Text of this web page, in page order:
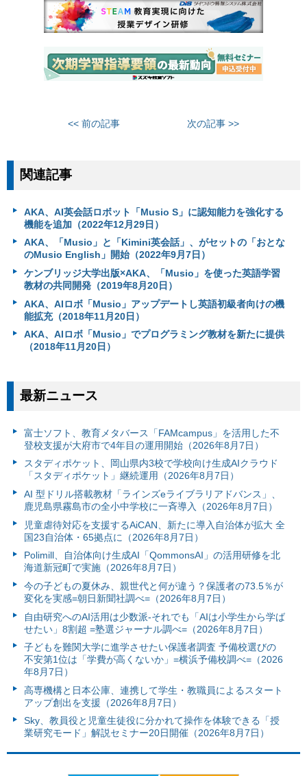
<< 前の記事 次の記事 >>
関連記事
AKA、AI英会話ロボット「Musio S」に認知能力を強化する
機能を追加（2022年12月29日）
AKA、「Musio」と「Kimini英会話」、がセットの「おとな
のMusio English」開始（2022年9月7日）
ケンブリッジ大学出版×AKA、「Musio」を使った英語学習
教材の共同開発（2019年8月20日）
AKA、AIロボ「Musio」アップデートし英語初級者向けの機
能拡充（2018年11月20日）
AKA、AIロボ「Musio」でプログラミング教材を新たに提供
（2018年11月20日）
最新ニュース
富⼠ソフト、教育メタバース「FAMcampus」を活用した不
登校支援が大府市で4年目の運用開始（2026年8月7日）
スタディポケット、岡山県内3校で学校向け生成AIクラウド
「スタディポケット」継続運用（2026年8月7日）
AI 型ドリル搭載教材「ラインズeライブラリアドバンス」、
鹿児島県霧島市の全小中学校に一斉導入（2026年8月7日）
児童虐待対応を支援するAiCAN、新たに導入自治体が拡大 全
国23自治体・65拠点に（2026年8月7日）
Polimill、自治体向け生成AI「QommonsAI」の活用研修を北
海道新冠町で実施（2026年8月7日）
今の子どもの夏休み、親世代と何が違う？保護者の73.5％が
変化を実感=朝日新聞社調べ=（2026年8月7日）
自由研究へのAI活用は少数派-それでも「AIは小学生から学ば
せたい」8割超 =塾選ジャーナル調べ=（2026年8月7日）
子どもを難関大学に進学させたい保護者調査 予備校選びの
不安第1位は「学費が高くないか」=横浜予備校調べ=（2026
年8月7日）
高専機構と日本公庫、連携して学生・教職員によるスタート
アップ創出を支援（2026年8月7日）
Sky、教員役と児童生徒役に分かれて操作を体験できる「授
業研究モード」解説セミナー20日開催（2026年8月7日）